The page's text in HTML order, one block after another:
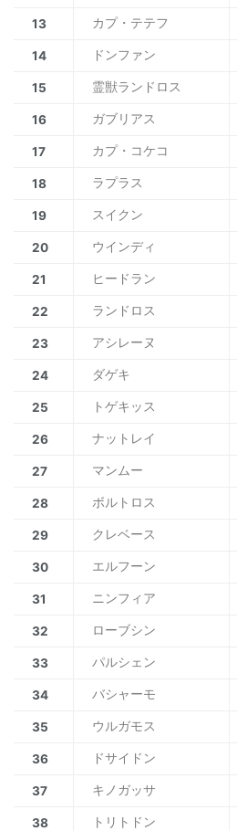
13 カプ・テテフ
14 ドンファン
15 霊獣ランドロス
16 ガブリアス
17 カプ・コケコ
18 ラプラス
19 スイクン
20 ウインディ
21 ヒードラン
22 ランドロス
23 アシレーヌ
24 ダゲキ
25 トゲキッス
26 ナットレイ
27 マンムー
28 ボルトロス
29 クレベース
30 エルフーン
31 ニンフィア
32 ローブシン
33 パルシェン
34 バシャーモ
35 ウルガモス
36 ドサイドン
37 キノガッサ
38 トリトドン